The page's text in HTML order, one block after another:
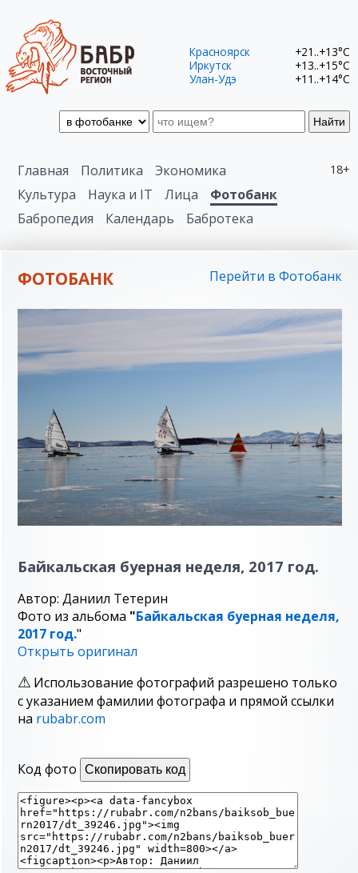
Найти
Красноярск
+21..+13°C
Иркутск
+13..+15°C
Улан-Удэ
+11..+14°C
18+
Главная Политика
Экономика
Культура
Наука и IT Лица
Фотобанк
Бабропедия
Календарь Бабротека
ФОТОБАНК Перейти в Фотобанк
Байкальская буерная неделя, 2017 год.
Автор: Даниил Тетерин
Фото из альбома "Байкальская буерная неделя,
2017 год."
Открыть оригинал
Использование фотографий разрешено только
с указанием фамилии фотографа и прямой ссылки
на rubabr.com
Код фото Скопировать код